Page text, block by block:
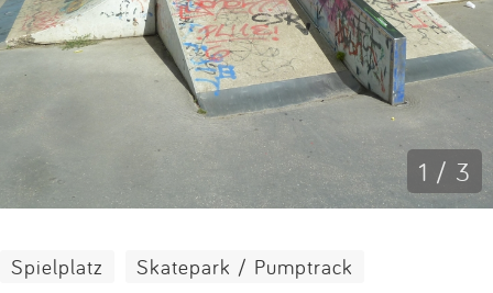
Kontakt
Impressum
Anmelden 1 / 3
Spielplatz Skatepark / Pumptrack